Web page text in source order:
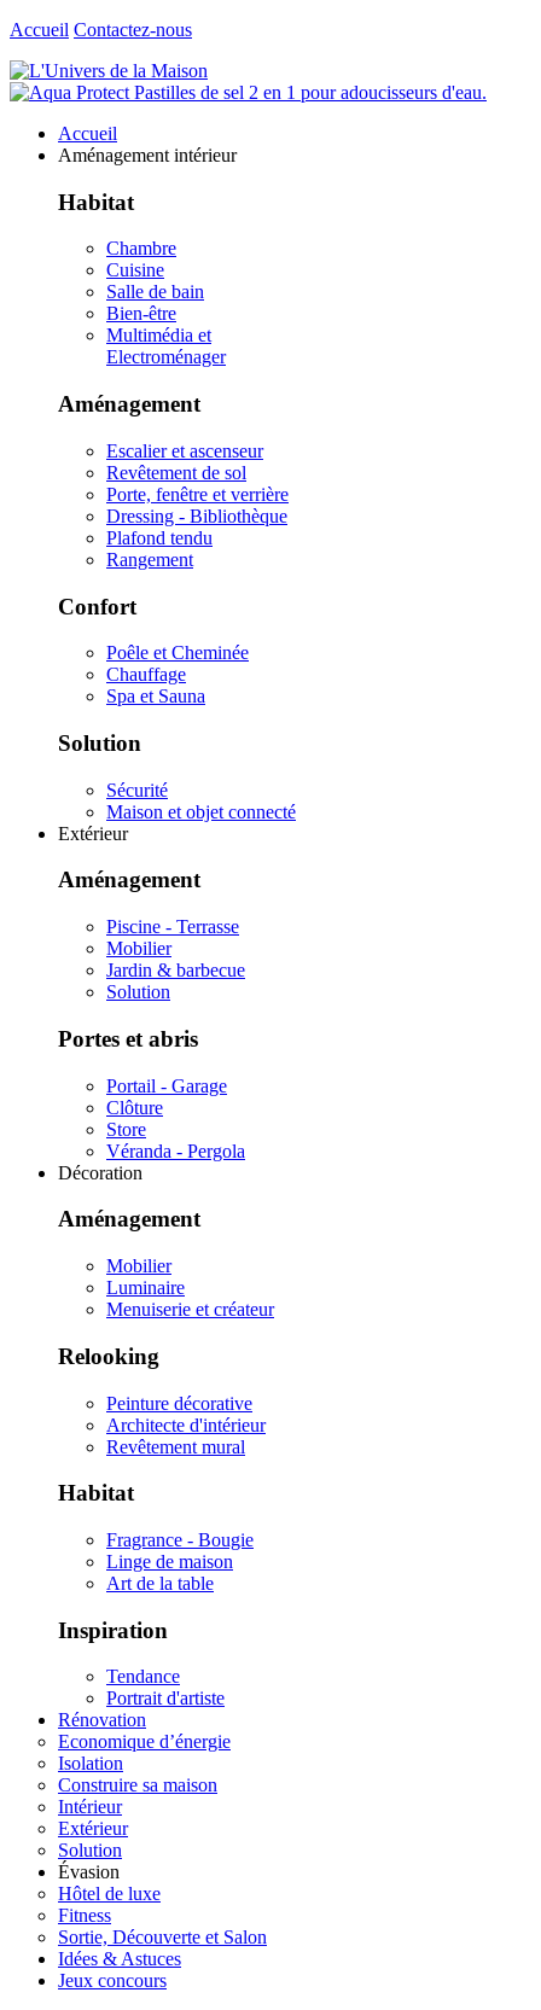
Accueil Contactez-nous
Accueil
Aménagement intérieur
Habitat
Chambre
Cuisine
Salle de bain
Bien-être
Multimédia et
Electroménager
Aménagement
Escalier et ascenseur
Revêtement de sol
Porte, fenêtre et verrière
Dressing - Bibliothèque
Plafond tendu
Rangement
Confort
Poêle et Cheminée
Chauffage
Spa et Sauna
Solution
Sécurité
Maison et objet connecté
Extérieur
Aménagement
Piscine - Terrasse
Mobilier
Jardin & barbecue
Solution
Portes et abris
Portail - Garage
Clôture
Store
Véranda - Pergola
Décoration
Aménagement
Mobilier
Luminaire
Menuiserie et créateur
Relooking
Peinture décorative
Architecte d'intérieur
Revêtement mural
Habitat
Fragrance - Bougie
Linge de maison
Art de la table
Inspiration
Tendance
Portrait d'artiste
Rénovation
Economique d’énergie
Isolation
Construire sa maison
Intérieur
Extérieur
Solution
Évasion
Hôtel de luxe
Fitness
Sortie, Découverte et Salon
Idées & Astuces
Jeux concours